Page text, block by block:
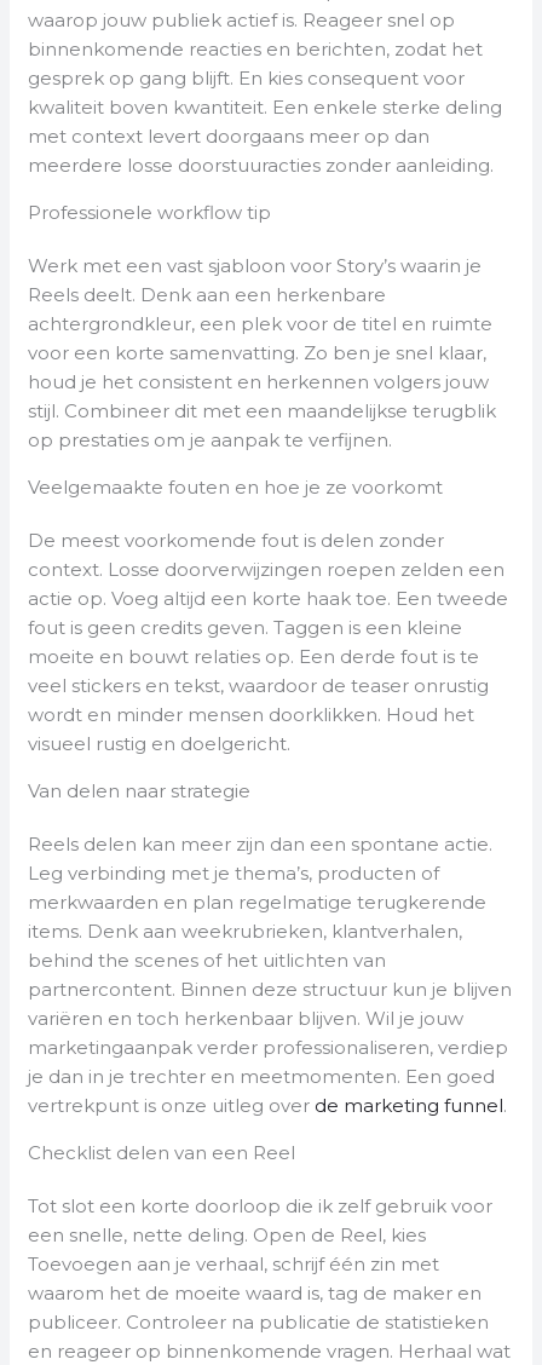
waarop jouw publiek actief is. Reageer snel op
binnenkomende reacties en berichten, zodat het
gesprek op gang blijft. En kies consequent voor
kwaliteit boven kwantiteit. Een enkele sterke deling
met context levert doorgaans meer op dan
meerdere losse doorstuuracties zonder aanleiding.
Professionele workflow tip
Werk met een vast sjabloon voor Story’s waarin je
Reels deelt. Denk aan een herkenbare
achtergrondkleur, een plek voor de titel en ruimte
voor een korte samenvatting. Zo ben je snel klaar,
houd je het consistent en herkennen volgers jouw
stijl. Combineer dit met een maandelijkse terugblik
op prestaties om je aanpak te verfijnen.
Veelgemaakte fouten en hoe je ze voorkomt
De meest voorkomende fout is delen zonder
context. Losse doorverwijzingen roepen zelden een
actie op. Voeg altijd een korte haak toe. Een tweede
fout is geen credits geven. Taggen is een kleine
moeite en bouwt relaties op. Een derde fout is te
veel stickers en tekst, waardoor de teaser onrustig
wordt en minder mensen doorklikken. Houd het
visueel rustig en doelgericht.
Van delen naar strategie
Reels delen kan meer zijn dan een spontane actie.
Leg verbinding met je thema’s, producten of
merkwaarden en plan regelmatige terugkerende
items. Denk aan weekrubrieken, klantverhalen,
behind the scenes of het uitlichten van
partnercontent. Binnen deze structuur kun je blijven
variëren en toch herkenbaar blijven. Wil je jouw
marketingaanpak verder professionaliseren, verdiep
je dan in je trechter en meetmomenten. Een goed
vertrekpunt is onze uitleg over de marketing funnel.
Checklist delen van een Reel
Tot slot een korte doorloop die ik zelf gebruik voor
een snelle, nette deling. Open de Reel, kies
Toevoegen aan je verhaal, schrijf één zin met
waarom het de moeite waard is, tag de maker en
publiceer. Controleer na publicatie de statistieken
en reageer op binnenkomende vragen. Herhaal wat